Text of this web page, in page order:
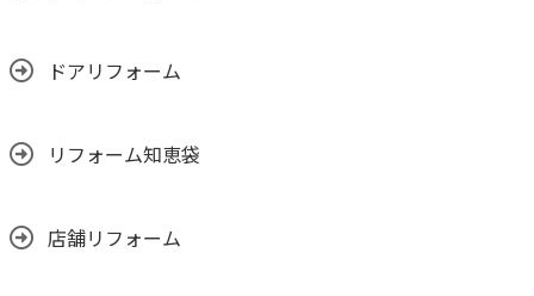
ドアリフォーム
リフォーム知恵袋
店舗リフォーム